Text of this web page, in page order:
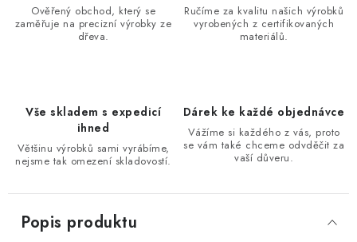
Ověřený obchod, který se
zaměřuje na precizní výrobky ze
dřeva.
Ručíme za kvalitu našich výrobků
vyrobených z certifikovaných
materiálů.
Vše skladem s expedicí
ihned
Většinu výrobků sami vyrábíme,
nejsme tak omezení skladovostí.
Dárek ke každé objednávce
Vážíme si každého z vás, proto
se vám také chceme odvděčit za
vaší důveru.
Popis produktu